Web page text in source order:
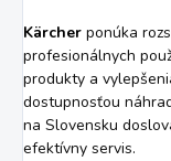
Kärcher ponúka
profesionálnych
produkty a
dostupnosťou
na Slovensku
efektívny servis.